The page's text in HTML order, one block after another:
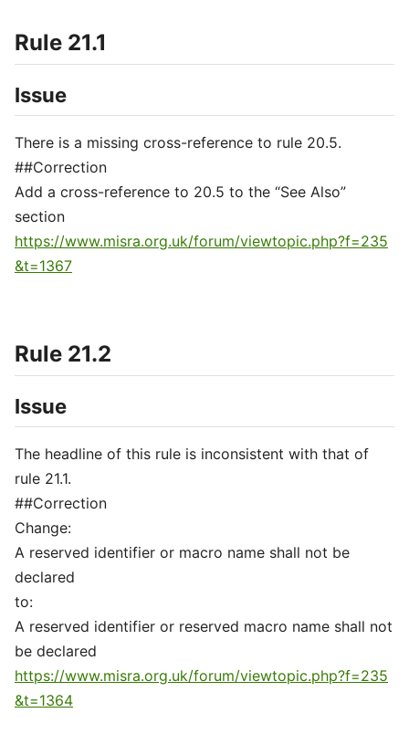
Rule 21.1
Issue
There is a missing cross-reference to rule 20.5.
##Correction
Add a cross-reference to 20.5 to the “See Also”
section
https://www.misra.org.uk/forum/viewtopic.php?f=235
&t=1367
Rule 21.2
Issue
The headline of this rule is inconsistent with that of
rule 21.1.
##Correction
Change:
A reserved identifier or macro name shall not be
declared
to:
A reserved identifier or reserved macro name shall not
be declared
https://www.misra.org.uk/forum/viewtopic.php?f=235
&t=1364